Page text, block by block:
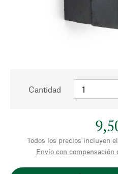
Cantidad
Todos los precios incluyen
Envío con compensación